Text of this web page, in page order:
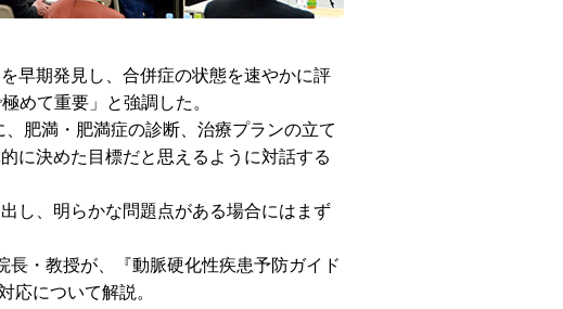
早期発見し、合併症の状態を速やかに評
めて重要」と強調した。
肥満・肥満症の診断、治療プランの立て
に決めた目標だと思えるように対話する
し、明らかな問題点がある場合にはまず
・教授が、『動脈硬化性疾患予防ガイド
応について解説。